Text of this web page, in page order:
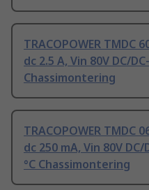
TRACOPOWER TMDC
dc 2.5 A, Vin 80V DC/
Chassimontering
TRACOPOWER TMDC
dc 250 mA, Vin 80V
°C Chassimontering